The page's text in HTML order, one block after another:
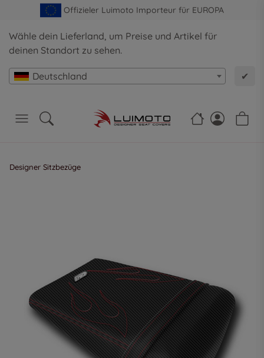
Offizieler Luimoto Importeur für EUROPA
Wähle dein Lieferland, um Preise und Artikel für
deinen Standort zu sehen.
Deutschland ✔
Designer Sitzbezüge